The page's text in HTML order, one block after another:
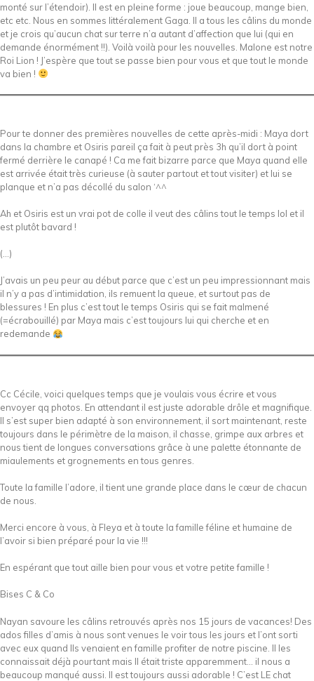
monté sur l’étendoir). Il est en pleine forme : joue beaucoup, mange bien,
etc etc. Nous en sommes littéralement Gaga. Il a tous les câlins du monde
et je crois qu’aucun chat sur terre n’a autant d’affection que lui (qui en
demande énormément !!). Voilà voilà pour les nouvelles. Malone est notre
Roi Lion ! J’espère que tout se passe bien pour vous et que tout le monde
va bien !
Pour te donner des premières nouvelles de cette après-midi : Maya dort
dans la chambre et Osiris pareil ça fait à peut près 3h qu’il dort à point
fermé derrière le canapé ! Ca me fait bizarre parce que Maya quand elle
est arrivée était très curieuse (à sauter partout et tout visiter) et lui se
planque et n’a pas décollé du salon ‘^^
Ah et Osiris est un vrai pot de colle il veut des câlins tout le temps lol et il
est plutôt bavard !
(…)
J’avais un peu peur au début parce que c’est un peu impressionnant mais
il n’y a pas d’intimidation, ils remuent la queue, et surtout pas de
blessures ! En plus c’est tout le temps Osiris qui se fait malmené
(=écrabouillé) par Maya mais c’est toujours lui qui cherche et en
redemande
Cc Cécile, voici quelques temps que je voulais vous écrire et vous
envoyer qq photos. En attendant il est juste adorable drôle et magnifique.
Il s’est super bien adapté à son environnement, il sort maintenant, reste
toujours dans le périmètre de la maison, il chasse, grimpe aux arbres et
nous tient de longues conversations grâce à une palette étonnante de
miaulements et grognements en tous genres.
Toute la famille l’adore, il tient une grande place dans le cœur de chacun
de nous.
Merci encore à vous, à Fleya et à toute la famille féline et humaine de
l’avoir si bien préparé pour la vie !!!
En espérant que tout aille bien pour vous et votre petite famille !
Bises C & Co
Nayan savoure les câlins retrouvés après nos 15 jours de vacances! Des
ados filles d’amis à nous sont venues le voir tous les jours et l’ont sorti
avec eux quand Ils venaient en famille profiter de notre piscine. Il les
connaissait déjà pourtant mais Il était triste apparemment… il nous a
beaucoup manqué aussi. Il est toujours aussi adorable ! C’est LE chat